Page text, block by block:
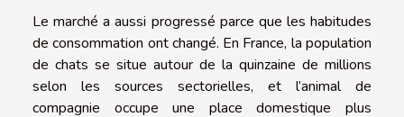
Le marché a aussi progressé parce que les habitudes
de consommation ont changé. En France, la population
de chats se situe autour de la quinzaine de millions
selon les sources sectorielles, et l’animal de
compagnie occupe une place domestique plus